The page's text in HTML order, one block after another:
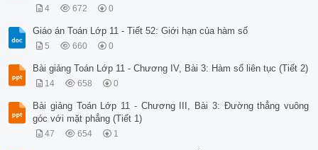
4 672 0
Giáo án Toán Lớp 11 - Tiết 52: Giới hạn của hàm số
5 660 0
Bài giảng Toán Lớp 11 - Chương IV, Bài 3: Hàm số liên tục (Tiết 2)
14 658 0
Bài giảng Toán Lớp 11 - Chương III, Bài 3: Đường thẳng vuông
góc với mặt phẳng (Tiết 1)
47 654 1